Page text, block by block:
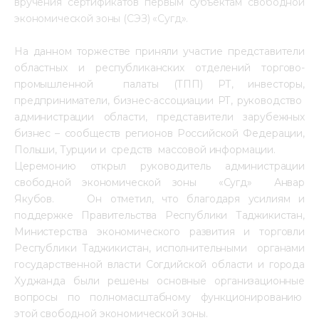
экономической зоны (СЭЗ) «Сугд».
На данном торжестве приняли участие представители
областных и республиканских отделений торгово-
промышленной палаты (ТПП) РТ, инвесторы,
предприниматели, бизнес-ассоциации РТ, руководство
администрации области, представители зарубежных
бизнес – сообществ регионов Российской Федерации,
Польши, Турции и средств массовой информации.
Церемонию открыл руководитель администрации
свободной экономической зоны «Сугд» Анвар
Якубов. Он отметил, что благодаря усилиям и
поддержке Правительства Республики Таджикистан,
Министерства экономического развития и торговли
Республики Таджикистан, исполнительными органами
государственной власти Согдийской области и города
Худжанда были решены основные организационные
вопросы по полномасштабному функционированию
этой свободной экономической зоны.